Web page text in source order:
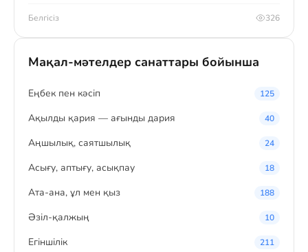
Белгісіз 326
Мақал-мәтелдер санаттары бойынша
Eңбек пен кәсіп 125
Ақылды қария — ағынды дария 40
Аңшылық, саятшылық 24
Асығу, аптығу, асықпау 18
Ата-ана, ұл мен қыз 188
Әзіл-қалжың 10
Егіншілік 211